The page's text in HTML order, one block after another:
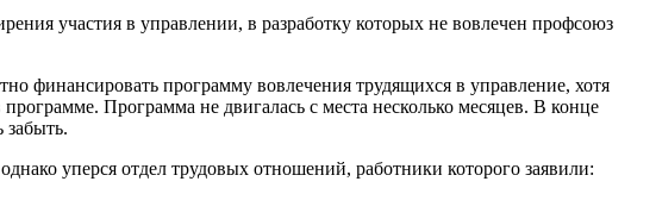
участия в управлении, в разработку которых не вовлечен про­фсоюз
финан­сировать программу вовлечения трудящихся в управление, хотя
Программа не двигалась с места несколько месяцев. В конце
забыть.
упер­ся отдел трудовых отношений, работники которого заявили: